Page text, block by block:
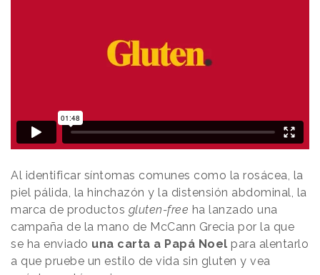
Al identificar síntomas comunes como la rosácea, la
piel pálida, la hinchazón y la distensión abdominal, la
marca de productos gluten-free ha lanzado una
campaña de la mano de McCann Grecia por la que
se ha enviado una carta a Papá Noel para alentarlo
a que pruebe un estilo de vida sin gluten y vea